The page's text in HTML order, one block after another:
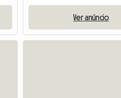
Ver anúncio